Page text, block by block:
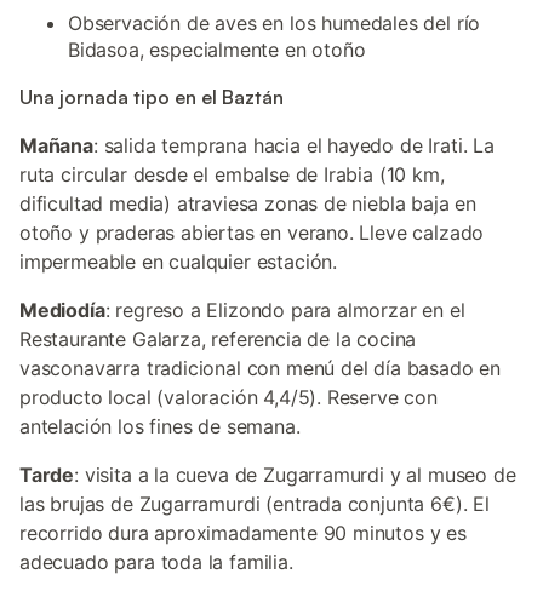
Observación de aves en los humedales del río
Bidasoa, especialmente en otoño
Una jornada tipo en el Baztán
Mañana: salida temprana hacia el hayedo de Irati. La
ruta circular desde el embalse de Irabia (10 km,
dificultad media) atraviesa zonas de niebla baja en
otoño y praderas abiertas en verano. Lleve calzado
impermeable en cualquier estación.
Mediodía: regreso a Elizondo para almorzar en el
Restaurante Galarza, referencia de la cocina
vasconavarra tradicional con menú del día basado en
producto local (valoración 4,4/5). Reserve con
antelación los fines de semana.
Tarde: visita a la cueva de Zugarramurdi y al museo de
las brujas de Zugarramurdi (entrada conjunta 6€). El
recorrido dura aproximadamente 90 minutos y es
adecuado para toda la familia.